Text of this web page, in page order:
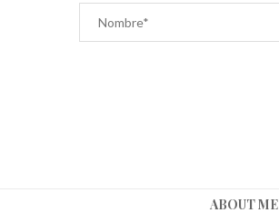
ABOUT ME